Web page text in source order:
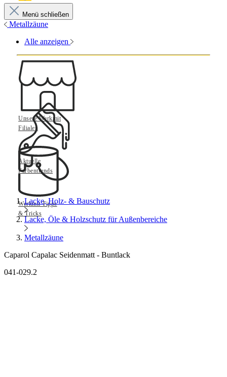
Menü schließen
Metallzäune
Alle anzeigen
Unsere Werkmit
Filialen
Aktuelle
Farbentrends
Werkmit Tipps
& Tricks
Lacke, Holz- & Bauschutz
Lacke, Öle & Holzschutz für Außenbereiche
Metallzäune
Caparol Capalac Seidenmatt - Buntlack
041-029.2